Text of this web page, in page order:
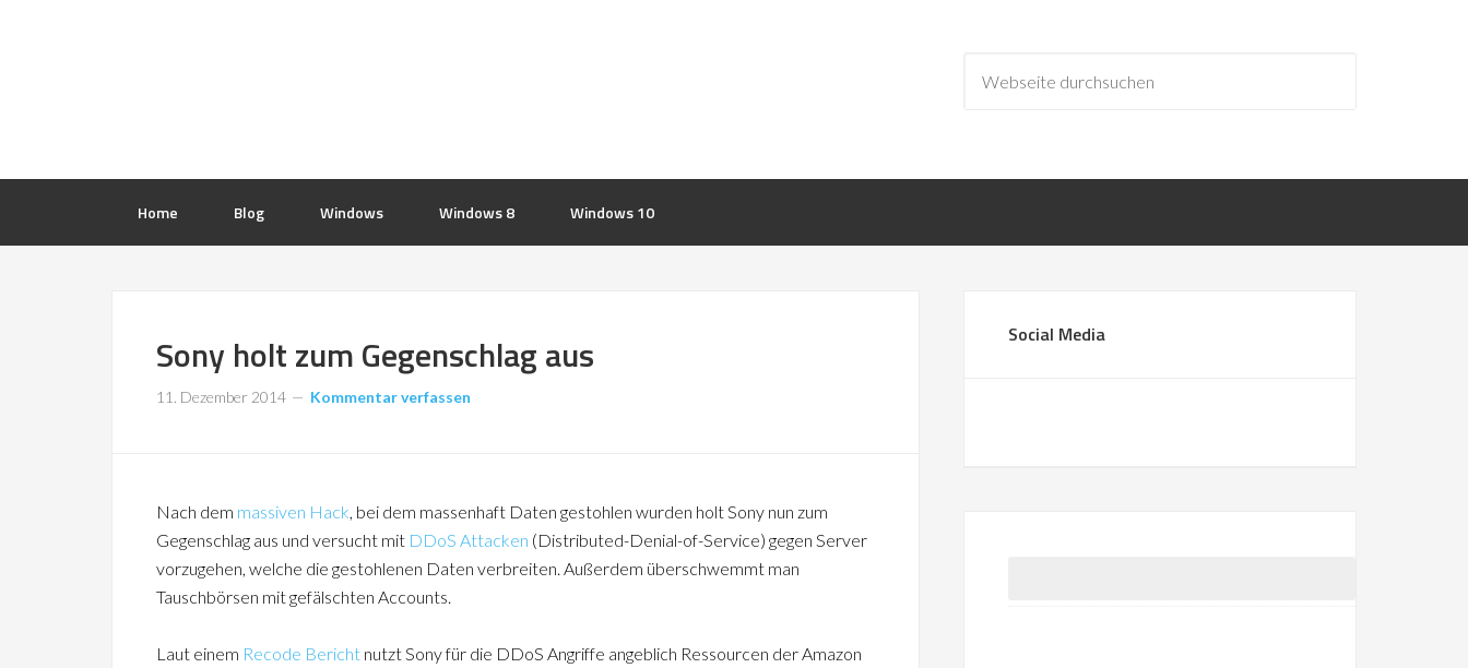
Home Blog Windows Windows 8 Windows 10
Sony holt zum Gegenschlag aus
11. Dezember 2014 Kommentar verfassen
Nach dem massiven Hack, bei dem massenhaft Daten gestohlen wurden holt Sony nun zum
Gegenschlag aus und versucht mit DDoS Attacken (Distributed-Denial-of-Service) gegen Server
vorzugehen, welche die gestohlenen Daten verbreiten. Außerdem überschwemmt man
Tauschbörsen mit gefälschten Accounts.
Laut einem Recode Bericht nutzt Sony für die DDoS Angriffe angeblich Ressourcen der Amazon
Social Media